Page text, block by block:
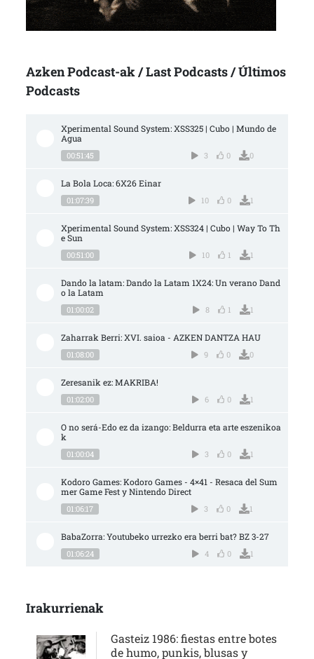
Azken Podcast-ak / Last Podcasts / Últimos
Podcasts
Xperimental Sound System: XSS325 | Cubo | Mundo de
Agua
00:51:45 3 0 0
La Bola Loca: 6X26 Einar
01:07:39 10 0 1
Xperimental Sound System: XSS324 | Cubo | Way To Th
e Sun
00:51:00 10 1 1
Dando la latam: Dando la Latam 1X24: Un verano Dand
o la Latam
01:00:02 8 1 1
Zaharrak Berri: XVI. saioa - AZKEN DANTZA HAU
01:08:00 9 0 0
Zeresanik ez: MAKRIBA!
01:02:00 6 0 1
O no será-Edo ez da izango: Beldurra eta arte eszenikoa
k
01:00:04 3 0 1
Kodoro Games: Kodoro Games - 4×41 - Resaca del Sum
mer Game Fest y Nintendo Direct
01:06:17 3 0 1
BabaZorra: Youtubeko urrezko era berri bat? BZ 3-27
01:06:24 4 0 1
Irakurrienak
Gasteiz 1986: fiestas entre botes
de humo, punkis, blusas y